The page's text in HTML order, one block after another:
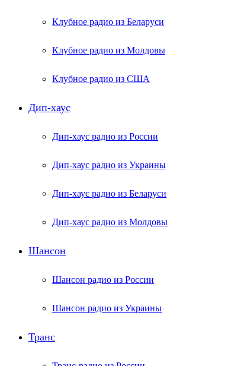
Клубное радио из Беларуси
Клубное радио из Молдовы
Клубное радио из США
Дип-хаус
Дип-хаус радио из России
Дип-хаус радио из Украины
Дип-хаус радио из Беларуси
Дип-хаус радио из Молдовы
Шансон
Шансон радио из России
Шансон радио из Украины
Транс